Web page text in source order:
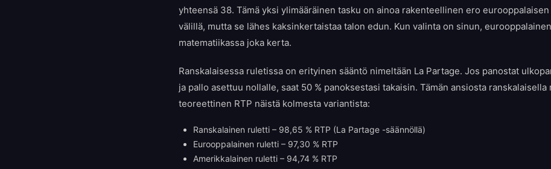
yhteensä 38. Tämä yksi ylimääräinen tasku on ainoa rakenteellinen ero
välillä, mutta se lähes kaksinkertaistaa talon edun. Kun valinta on sinun,
matematiikassa joka kerta.
Ranskalaisessa ruletissa on erityinen sääntö nimeltään La Partage. Jos panostat
ja pallo asettuu nollalle, saat 50 % panoksestasi takaisin. Tämän ansiosta
teoreettinen RTP näistä kolmesta variantista:
Ranskalainen ruletti – 98,65 % RTP (La Partage -säännöllä)
Eurooppalainen ruletti – 97,30 % RTP
Amerikkalainen ruletti – 94,74 % RTP